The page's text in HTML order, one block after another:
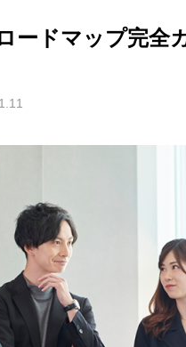
ードマップ完全